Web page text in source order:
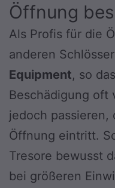
Öffnung
Als Profis für die
anderen
Equipment, so
Beschädigung oft
jedoch passieren,
Öffnung eintritt.
Tresore bewusst
bei größeren